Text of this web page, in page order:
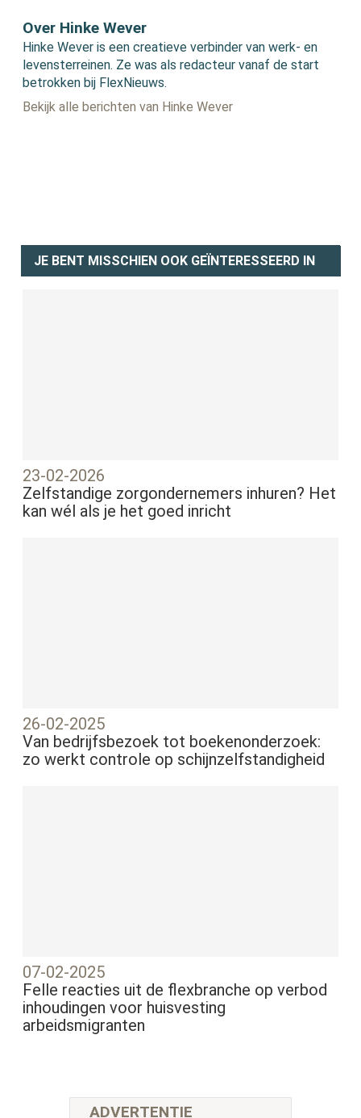
Over Hinke Wever
Hinke Wever is een creatieve verbinder van werk- en
levensterreinen. Ze was als redacteur vanaf de start
betrokken bij FlexNieuws.
Bekijk alle berichten van Hinke Wever
JE BENT MISSCHIEN OOK GEÏNTERESSEERD IN
23-02-2026
Zelfstandige zorgondernemers inhuren? Het
kan wél als je het goed inricht
26-02-2025
Van bedrijfsbezoek tot boekenonderzoek:
zo werkt controle op schijnzelfstandigheid
07-02-2025
Felle reacties uit de flexbranche op verbod
inhoudingen voor huisvesting
arbeidsmigranten
ADVERTENTIE